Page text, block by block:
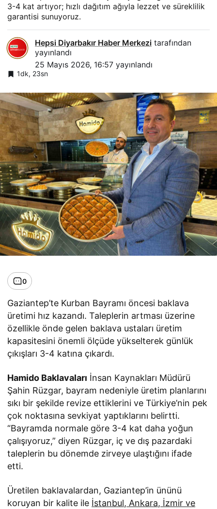
3-4 kat artıyor; hızlı dağıtım ağıyla lezzet ve süreklilik
garantisi sunuyoruz.
Hepsi Diyarbakır Haber Merkezi tarafından
yayınlandı
25 Mayıs 2026, 16:57 yayınlandı
1dk, 23sn
0
Gaziantep’te Kurban Bayramı öncesi baklava
üretimi hız kazandı. Taleplerin artması üzerine
özellikle önde gelen baklava ustaları üretim
kapasitesini önemli ölçüde yükselterek günlük
çıkışları 3-4 katına çıkardı.
Hamido Baklavaları İnsan Kaynakları Müdürü
Şahin Rüzgar, bayram nedeniyle üretim planlarını
sıkı bir şekilde revize ettiklerini ve Türkiye’nin pek
çok noktasına sevkiyat yaptıklarını belirtti.
“Bayramda normale göre 3-4 kat daha yoğun
çalışıyoruz,” diyen Rüzgar, iç ve dış pazardaki
taleplerin bu dönemde zirveye ulaştığını ifade
etti.
Üretilen baklavalardan, Gaziantep’in ününü
koruyan bir kalite ile İstanbul, Ankara, İzmir ve